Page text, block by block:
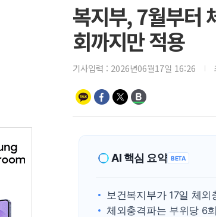
복지부, 7월부터
회까지만 적용
기사입력 : 2026년06월17일 16:26
AI 핵심 요약 BETA
보건복지부가 17일 체
체외충격파는 부위당 6